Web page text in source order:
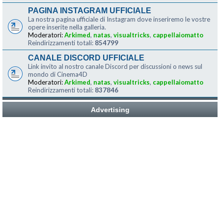
PAGINA INSTAGRAM UFFICIALE
La nostra pagina ufficiale di Instagram dove inseriremo le vostre
opere inserite nella galleria.
Moderatori:Arkimed, natas, visualtricks, cappellaiomatto
Reindirizzamenti totali: 854799
CANALE DISCORD UFFICIALE
Link invito al nostro canale Discord per discussioni o news sul
mondo di Cinema4D
Moderatori:Arkimed, natas, visualtricks, cappellaiomatto
Reindirizzamenti totali: 837846
Advertising